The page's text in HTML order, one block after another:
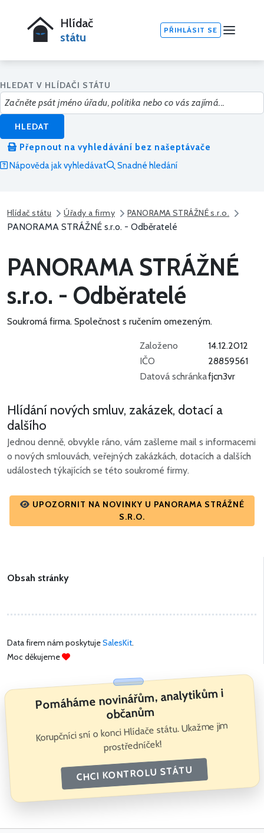
Hlídač
státu
PŘIHLÁSIT SE
HLEDAT V HLÍDAČI STÁTU
HLEDAT
Přepnout na vyhledávání bez našeptávače
Nápověda jak vyhledávat
Snadné hledání
Hlídač státu Úřady a firmy PANORAMA STRÁŽNÉ s.r.o.
PANORAMA STRÁŽNÉ s.r.o. - Odběratelé
PANORAMA STRÁŽNÉ
s.r.o. - Odběratelé
Soukromá firma. Společnost s ručením omezeným.
Založeno
14.12.2012
IČO
28859561
Datová schránkafjcn3vr
Hlídání nových smluv, zakázek, dotací a
dalšího
Jednou denně, obvykle ráno, vám zašleme mail s informacemi
o nových smlouvách, veřejných zakázkách, dotacích a dalších
událostech týkajících se této soukromé firmy.
UPOZORNIT NA NOVINKY U PANORAMA STRÁŽNÉ
S.R.O.
Obsah stránky
Data firem nám poskytujeSalesKit.
Moc děkujeme
Pomáháme novinářům, analytikům i
občanům
Korupčníci sní o konci Hlídače státu. Ukažme jim
prostředníček!
CHCI KONTROLU STÁTU